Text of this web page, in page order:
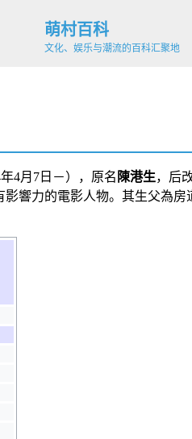
萌村百科
文化、娱乐与潮流的百科汇聚地
4月7日 －），原名 陳港生，后
響力的電影人物。其生父為房